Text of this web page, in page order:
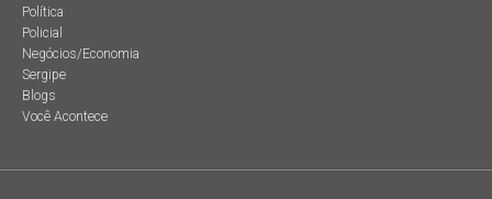
Política
Policial
Negócios/Economia
Sergipe
Blogs
Você Acontece